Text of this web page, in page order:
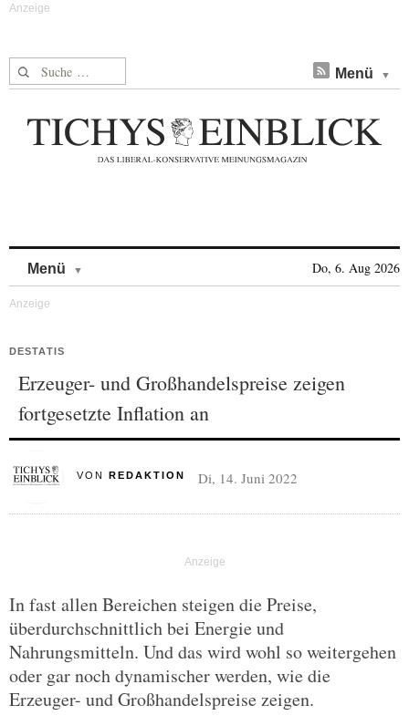
Suche nach: Menü
Menü Do, 6. Aug 2026
DESTATIS
Erzeuger- und Großhandelspreise zeigen
fortgesetzte Inflation an
VON REDAKTION Di, 14. Juni 2022
In fast allen Bereichen steigen die Preise,
überdurchschnittlich bei Energie und
Nahrungsmitteln. Und das wird wohl so weitergehen
oder gar noch dynamischer werden, wie die
Erzeuger- und Großhandelspreise zeigen.